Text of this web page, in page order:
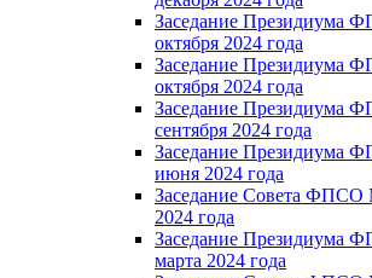
Заседание Президиума
октября 2024 года
Заседание Президиума
октября 2024 года
Заседание Президиума
сентября 2024 года
Заседание Президиума
июня 2024 года
Заседание Совета ФПСО
2024 года
Заседание Президиума
марта 2024 года